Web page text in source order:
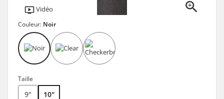
Vidéo
Couleur: Noir
Taille
9" 10"